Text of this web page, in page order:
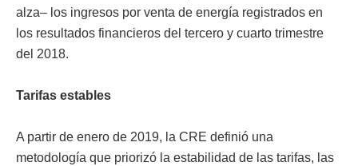
alza– los ingresos por venta de energía registrados en
los resultados financieros del tercero y cuarto trimestre
del 2018.
Tarifas estables
A partir de enero de 2019, la CRE definió una
metodología que priorizó la estabilidad de las tarifas, las